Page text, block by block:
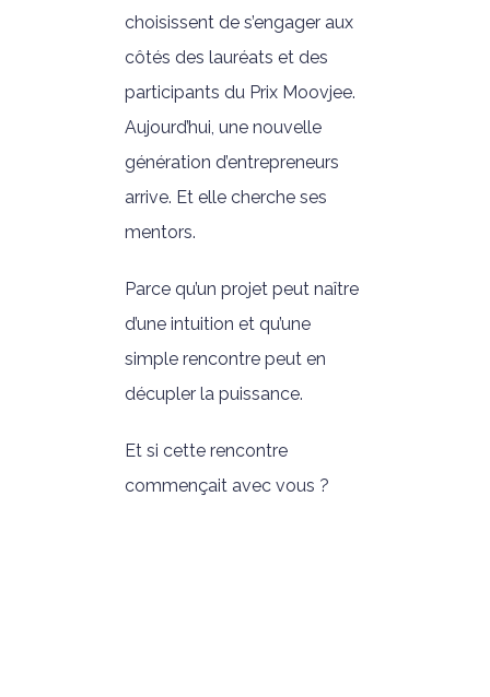
choisissent de s’engager aux
côtés des lauréats et des
participants du Prix Moovjee.
Aujourd’hui, une nouvelle
génération d’entrepreneurs
arrive. Et elle cherche ses
mentors.
Parce qu’un projet peut naître
d’une intuition et qu’une
simple rencontre peut en
décupler la puissance.
Et si cette rencontre
commençait avec vous ?